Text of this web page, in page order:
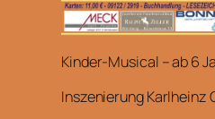
Kinder-Musical – ab 6
Inszenierung Karlheinz